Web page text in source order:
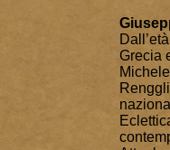
Grecia